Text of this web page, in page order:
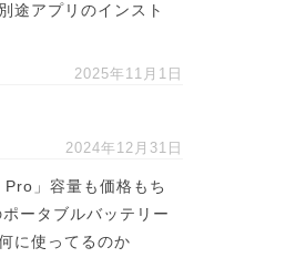
途アプリのインスト
2025年11月1日
2024年12月31日
」容量も価格もち
ータブルバッテリー
に使ってるのか